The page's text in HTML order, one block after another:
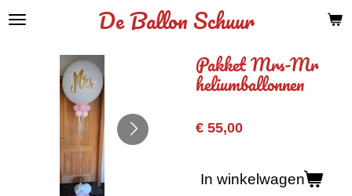
Ga
hoofdinhoud
De Ballon Schuur
Pakket Mrs-Mr
heliumballonnen
€ 55,00
In winkelwagen